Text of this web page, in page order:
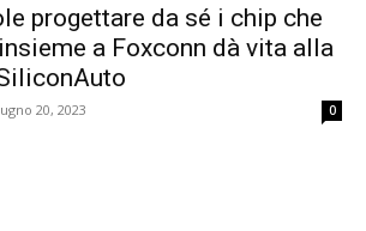
progettare da sé i chip che
a Foxconn dà vita alla
20, 2023 0